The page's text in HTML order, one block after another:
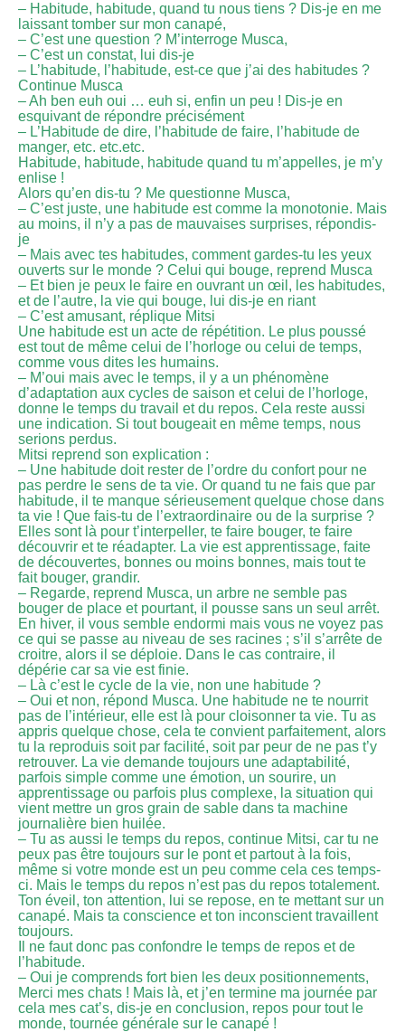
– Habitude, habitude, quand tu nous tiens ? Dis-je en me
laissant tomber sur mon canapé,
– C’est une question ? M’interroge Musca,
– C’est un constat, lui dis-je
– L’habitude, l’habitude, est-ce que j’ai des habitudes ?
Continue Musca
– Ah ben euh oui … euh si, enfin un peu ! Dis-je en
esquivant de répondre précisément
– L’Habitude de dire, l’habitude de faire, l’habitude de
manger, etc. etc.etc.
Habitude, habitude, habitude quand tu m’appelles, je m’y
enlise !
Alors qu’en dis-tu ? Me questionne Musca,
– C’est juste, une habitude est comme la monotonie. Mais
au moins, il n’y a pas de mauvaises surprises, répondis-
je
– Mais avec tes habitudes, comment gardes-tu les yeux
ouverts sur le monde ? Celui qui bouge, reprend Musca
– Et bien je peux le faire en ouvrant un œil, les habitudes,
et de l’autre, la vie qui bouge, lui dis-je en riant
– C’est amusant, réplique Mitsi
Une habitude est un acte de répétition. Le plus poussé
est tout de même celui de l’horloge ou celui de temps,
comme vous dites les humains.
– M’oui mais avec le temps, il y a un phénomène
d’adaptation aux cycles de saison et celui de l’horloge,
donne le temps du travail et du repos. Cela reste aussi
une indication. Si tout bougeait en même temps, nous
serions perdus.
Mitsi reprend son explication :
– Une habitude doit rester de l’ordre du confort pour ne
pas perdre le sens de ta vie. Or quand tu ne fais que par
habitude, il te manque sérieusement quelque chose dans
ta vie ! Que fais-tu de l’extraordinaire ou de la surprise ?
Elles sont là pour t’interpeller, te faire bouger, te faire
découvrir et te réadapter. La vie est apprentissage, faite
de découvertes, bonnes ou moins bonnes, mais tout te
fait bouger, grandir.
– Regarde, reprend Musca, un arbre ne semble pas
bouger de place et pourtant, il pousse sans un seul arrêt.
En hiver, il vous semble endormi mais vous ne voyez pas
ce qui se passe au niveau de ses racines ; s’il s’arrête de
croitre, alors il se déploie. Dans le cas contraire, il
dépérie car sa vie est finie.
– Là c’est le cycle de la vie, non une habitude ?
– Oui et non, répond Musca. Une habitude ne te nourrit
pas de l’intérieur, elle est là pour cloisonner ta vie. Tu as
appris quelque chose, cela te convient parfaitement, alors
tu la reproduis soit par facilité, soit par peur de ne pas t’y
retrouver. La vie demande toujours une adaptabilité,
parfois simple comme une émotion, un sourire, un
apprentissage ou parfois plus complexe, la situation qui
vient mettre un gros grain de sable dans ta machine
journalière bien huilée.
– Tu as aussi le temps du repos, continue Mitsi, car tu ne
peux pas être toujours sur le pont et partout à la fois,
même si votre monde est un peu comme cela ces temps-
ci. Mais le temps du repos n’est pas du repos totalement.
Ton éveil, ton attention, lui se repose, en te mettant sur un
canapé. Mais ta conscience et ton inconscient travaillent
toujours.
Il ne faut donc pas confondre le temps de repos et de
l’habitude.
– Oui je comprends fort bien les deux positionnements,
Merci mes chats ! Mais là, et j’en termine ma journée par
cela mes cat’s, dis-je en conclusion, repos pour tout le
monde, tournée générale sur le canapé !